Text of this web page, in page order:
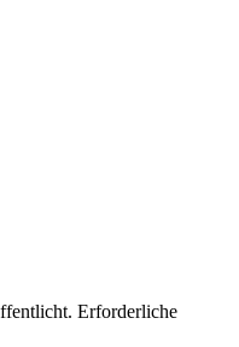
Erforderliche